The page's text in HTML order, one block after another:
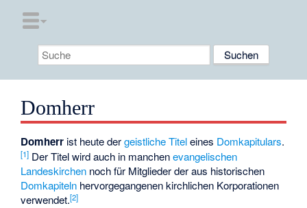
Domherr
Domherr ist heute dergeistliche Titeleines Domkapitulars.
[1] Der Titel wird auch in manchenevangelischen
Landeskirchen noch für Mitglieder der aus historischen
Domkapiteln hervorgegangenen kirchlichen Korporationen
verwendet.[2]